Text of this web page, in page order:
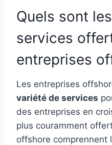
Quels sont
services
entreprises
Les entreprises
variété de services
des entreprises en
plus couramment
offshore comprennent